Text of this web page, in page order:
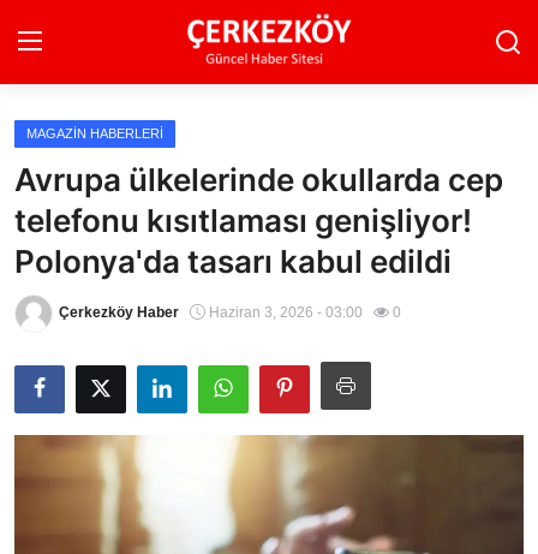
Ana Sayfa
Son Dakika
Ekonomi Haberleri
Magazin Haberleri
Spor Haberleri
Teknoloji Haberleri
Dünya Haberleri
MAGAZIN HABERLERI
Avrupa ülkelerinde okullarda cep
telefonu kısıtlaması genişliyor!
Polonya'da tasarı kabul edildi
Çerkezköy Haber Haziran 3, 2026 - 03:00 0